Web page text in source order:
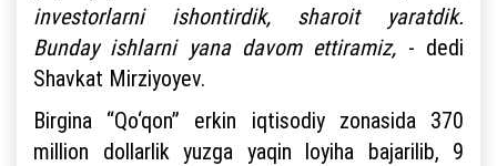
investorlarni ishontirdik, sharoit yaratdik.
Bunday ishlarni yana davom ettiramiz, - dedi
Shavkat Mirziyoyev.
Birgina “Qo‘qon” erkin iqtisodiy zonasida 370
million dollarlik yuzga yaqin loyiha bajarilib, 9